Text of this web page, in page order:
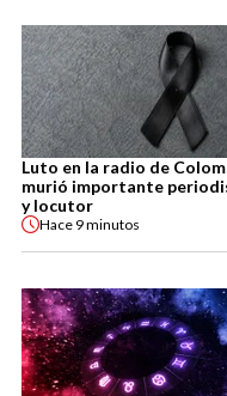
Luto en la radio de
murió importante
y locutor
Hace 9 minutos